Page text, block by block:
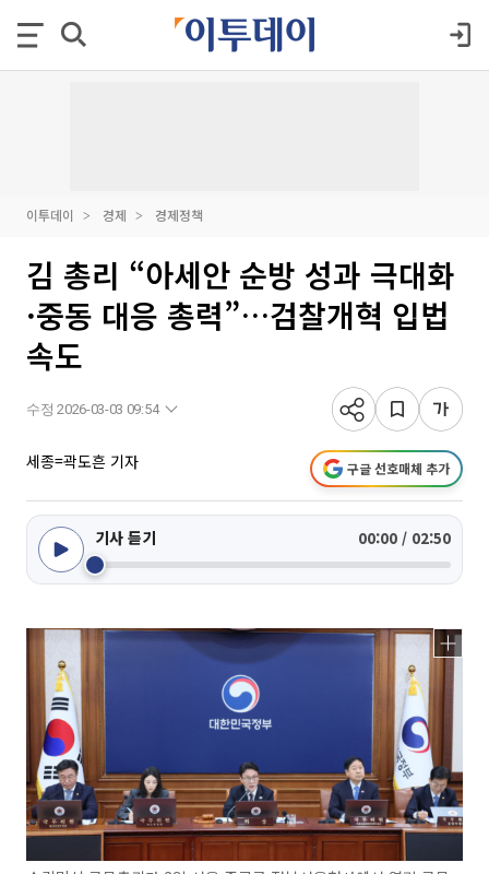
이투데이 경제 경제정책
김 총리 “아세안 순방 성과 극대화
·중동 대응 총력”…검찰개혁 입법
속도
수정 2026-03-03 09:54
세종=곽도흔 기자 구글 선호매체 추가
기사 듣기 00:00 / 02:50